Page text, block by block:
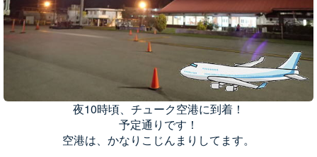
夜10時頃、チューク空港に到着！
予定通りです！
空港は、かなりこじんまりしてます。